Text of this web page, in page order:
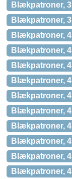
Blækpatroner, 3
Blækpatroner, 3
Blækpatroner,
Blækpatroner,
Blækpatroner, 4
Blækpatroner,
Blækpatroner,
Blækpatroner,
Blækpatroner,
Blækpatroner,
Blækpatroner,
Blækpatroner,